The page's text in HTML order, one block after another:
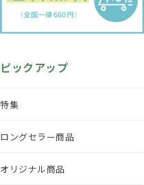
ピックアップ
特集
ロングセラー商品
オリジナル商品